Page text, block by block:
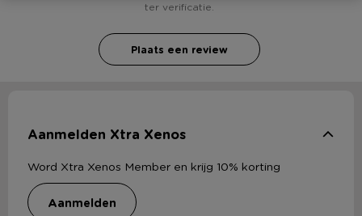
ter verificatie.
Plaats een review
Aanmelden Xtra Xenos
Word Xtra Xenos Member en krijg 10% korting
aanmelden